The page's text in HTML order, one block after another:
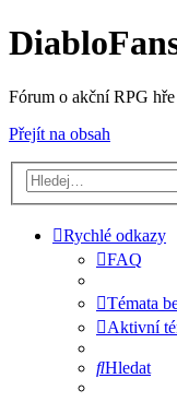
Fórum o akční RPG
Přejít na obsah
Rychlé odkazy
FAQ
Témata
Aktivní
Hledat